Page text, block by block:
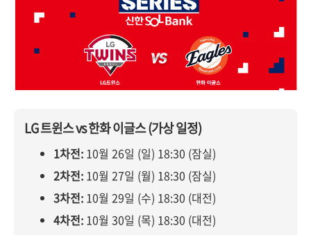
LG 트윈스 vs 한화 이글스 (가상 일정)
1차전: 10월 26일 (일) 18:30 (잠실)
2차전: 10월 27일 (월) 18:30 (잠실)
3차전: 10월 29일 (수) 18:30 (대전)
4차전: 10월 30일 (목) 18:30 (대전)